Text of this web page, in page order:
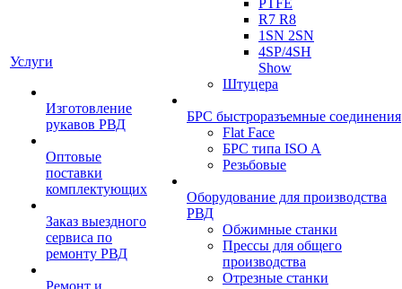
Услуги
Изготовление
рукавов РВД
Оптовые
поставки
комплектующих
Заказ выездного
сервиса по
ремонту РВД
Ремонт и
PTFE
R7 R8
1SN 2SN
4SP/4SH
Show
Штуцера
БРС быстроразъемные соединения
Flat Face
БРС типа ISO A
Резьбовые
Оборудование для производства
РВД
Обжимные станки
Прессы для общего
производства
Отрезные станки